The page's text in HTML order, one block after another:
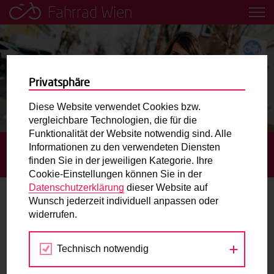
Fahrrad Wien
Leih dir einfach ein Transportfahrrad in deiner Nähe aus!
Mobilitätsbildung für Kinder und
Jugendliche
Radweg-Projektkarte
Routenplaner
Mit dem Fahrrad in Wien unterwegs? Hier finden Sie die
beste Route.
Wunschbox
Sie haben ein Anliegen zum Radverkehr? Schreiben Sie
STARTSEITE BLOG
NEUE WEGE FÜR WIENS
RADLERINNEN UND RADLER
Neue Wege für Wiens Radlerinnen und
Radler
Privatsphäre
Diese Website verwendet Cookies bzw.
vergleichbare Technologien, die für die
Funktionalität der Website notwendig sind. Alle
Informationen zu den verwendeten Diensten
finden Sie in der jeweiligen Kategorie. Ihre
Cookie-Einstellungen können Sie in der
Datenschutzerklärung dieser Website auf
Wunsch jederzeit individuell anpassen oder
widerrufen.
Technisch notwendig